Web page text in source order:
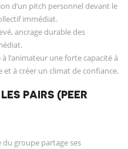
d’un pitch personnel devant le
immédiat.
ancrage durable des
l’animateur une forte capacité à
à créer un climat de confiance.
PAIRS (PEER
du groupe partage ses